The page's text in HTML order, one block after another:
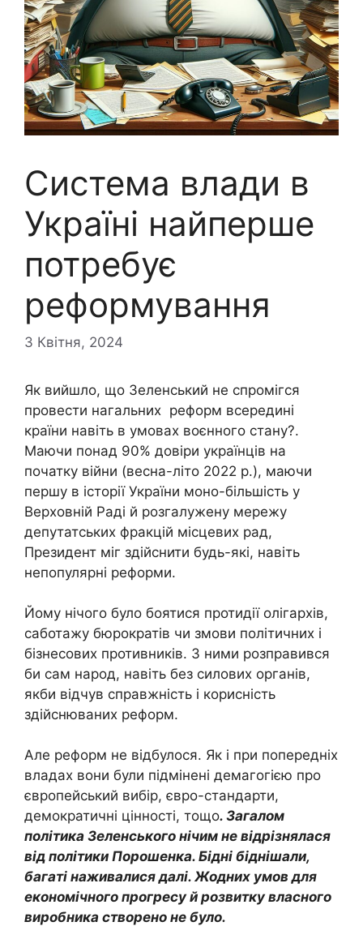
Система влади в
Україні найперше
потребує
реформування
3 Квітня, 2024
Як вийшло, що Зеленський не спромігся
провести нагальних реформ всередині
країни навіть в умовах воєнного стану?.
Маючи понад 90% довіри українців на
початку війни (весна-літо 2022 р.), маючи
першу в історії України моно-більшість у
Верховній Раді й розгалужену мережу
депутатських фракцій місцевих рад,
Президент міг здійснити будь-які, навіть
непопулярні реформи.
Йому нічого було боятися протидії олігархів,
саботажу бюрократів чи змови політичних і
бізнесових противників. З ними розправився
би сам народ, навіть без силових органів,
якби відчув справжність і корисність
здійснюваних реформ.
Але реформ не відбулося. Як і при попередніх
владах вони були підмінені демагогією про
європейський вибір, євро-стандарти,
демократичні цінності, тощо. Загалом
політика Зеленського нічим не відрізнялася
від політики Порошенка. Бідні біднішали,
багаті наживалися далі. Жодних умов для
економічного прогресу й розвитку власного
виробника створено не було.